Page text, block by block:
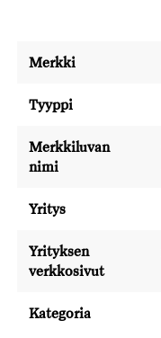
Merkki
Tyyppi
Merkkiluvan
nimi
Yritys
Yrityksen
verkkosivut
Kategoria